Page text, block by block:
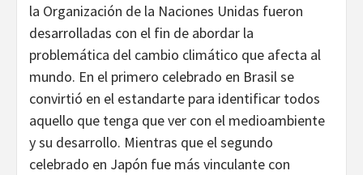
la Organización de la Naciones Unidas fueron
desarrolladas con el fin de abordar la
problemática del cambio climático que afecta al
mundo. En el primero celebrado en Brasil se
convirtió en el estandarte para identificar todos
aquello que tenga que ver con el medioambiente
y su desarrollo. Mientras que el segundo
celebrado en Japón fue más vinculante con